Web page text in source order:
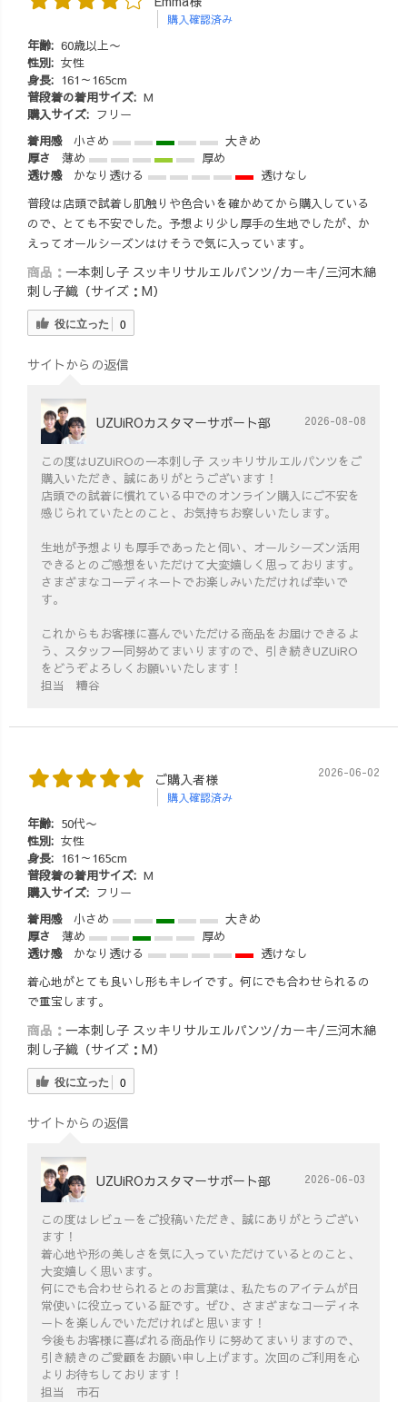
購入確認済み
年齢: 60歳以上〜
性別: 女性
身長: 161～165cm
普段着の着用サイズ: M
購入サイズ: フリー
着用感
小さめ
大きめ
厚さ
薄め
厚め
透け感
かなり透ける
透けなし
普段は店頭で試着し肌触りや色合いを確かめてから購入している
ので、とても不安でした。予想より少し厚手の生地でしたが、か
えってオールシーズンはけそうで気に入っています。
商品： 一本刺し子 スッキリサルエルパンツ/カーキ/三河木綿
刺し子織（サイズ：M）
役に立った 0
サイトからの返信
UZUiROカスタマーサポート部 2026-08-08
この度はUZUiROの一本刺し子 スッキリサルエルパンツをご
購入いただき、誠にありがとうございます！
店頭での試着に慣れている中でのオンライン購入にご不安を
感じられていたとのこと、お気持ちお察しいたします。
生地が予想よりも厚手であったと伺い、オールシーズン活用
できるとのご感想をいただけて大変嬉しく思っております。
さまざまなコーディネートでお楽しみいただければ幸いで
す。
これからもお客様に喜んでいただける商品をお届けできるよ
う、スタッフ一同努めてまいりますので、引き続きUZUiRO
をどうぞよろしくお願いいたします！
担当 糟谷
ご購入者様
購入確認済み
2026-06-02
年齢: 50代〜
性別: 女性
身長: 161～165cm
普段着の着用サイズ: M
購入サイズ: フリー
着用感
小さめ
大きめ
厚さ
薄め
厚め
透け感
かなり透ける
透けなし
着心地がとても良いし形もキレイです。何にでも合わせられるの
で重宝します。
商品： 一本刺し子 スッキリサルエルパンツ/カーキ/三河木綿
刺し子織（サイズ：M）
役に立った 0
サイトからの返信
UZUiROカスタマーサポート部 2026-06-03
この度はレビューをご投稿いただき、誠にありがとうござい
ます！
着心地や形の美しさを気に入っていただけているとのこと、
大変嬉しく思います。
何にでも合わせられるとのお言葉は、私たちのアイテムが日
常使いに役立っている証です。ぜひ、さまざまなコーディネ
ートを楽しんでいただければと思います！
今後もお客様に喜ばれる商品作りに努めてまいりますので、
引き続きのご愛顧をお願い申し上げます。次回のご利用を心
よりお待ちしております！
担当 市石